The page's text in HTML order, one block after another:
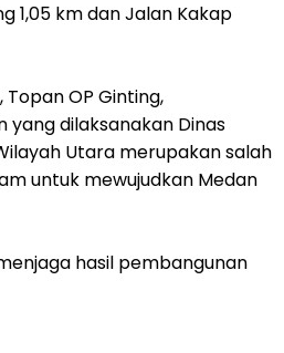
1,05 km dan Jalan Kakap
Topan OP Ginting,
dilaksanakan Dinas
Utara merupakan salah
untuk mewujudkan Medan
hasil pembangunan